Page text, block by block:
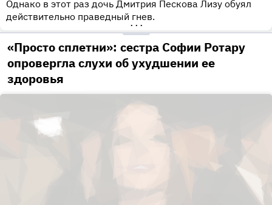
Однако в этот раз дочь Дмитрия Пескова Лизу обуял
действительно праведный гнев.
•••
«Просто сплетни»: сестра Софии Ротару
опровергла слухи об ухудшении ее
здоровья